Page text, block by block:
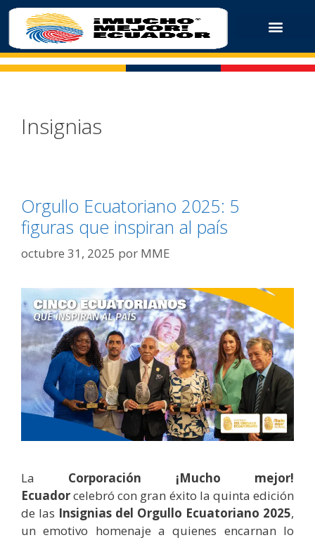
Insignias
Orgullo Ecuatoriano 2025: 5
figuras que inspiran al país
octubre 31, 2025 por MME
La Corporación ¡Mucho mejor!
Ecuadorcelebró con gran éxito la quinta edición
de las Insignias del Orgullo Ecuatoriano 2025,
un emotivo homenaje a quienes encarnan lo